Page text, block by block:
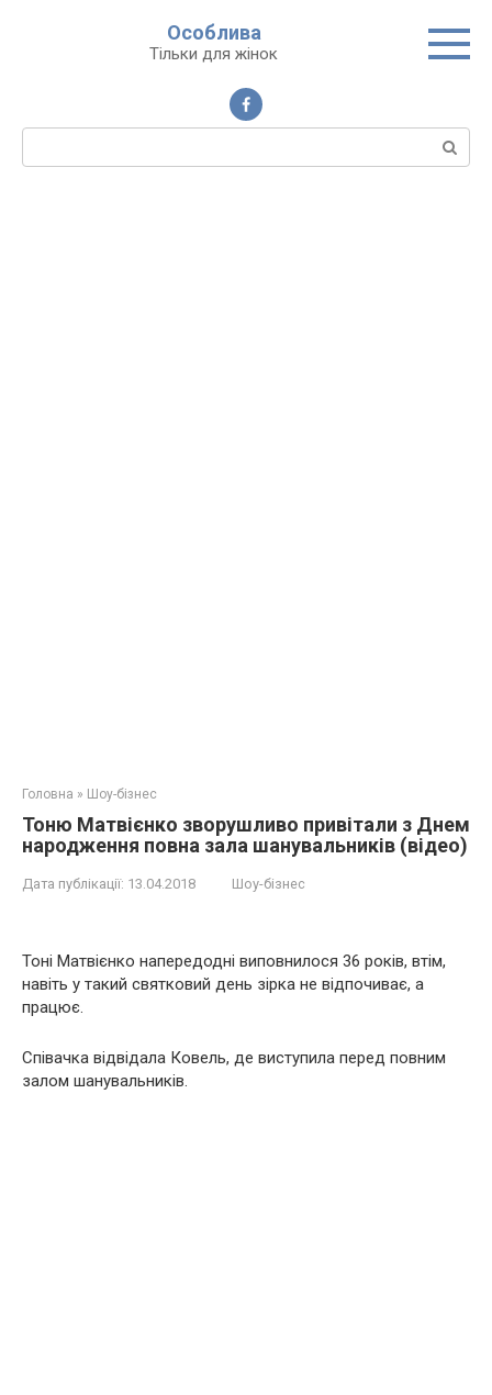
Особлива
Тільки для жінок
Пошук:
Головна » Шоу-бізнес
Тоню Матвієнко зворушливо привітали з Днем
народження повна зала шанувальників (відео)
Дата публікації: 13.04.2018 Шоу-бізнес
Тоні Матвієнко напередодні виповнилося 36 років, втім,
навіть у такий святковий день зірка не відпочиває, а
працює.
Cпівачка відвідала Ковель, де виступила перед повним
залом шанувальників.